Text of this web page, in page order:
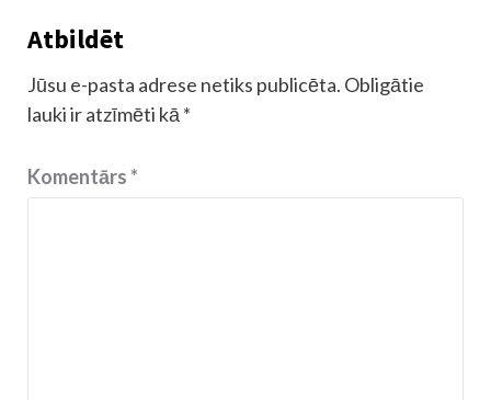
Atbildēt
Jūsu e-pasta adrese netiks publicēta. Obligātie
lauki ir atzīmēti kā *
Komentārs*